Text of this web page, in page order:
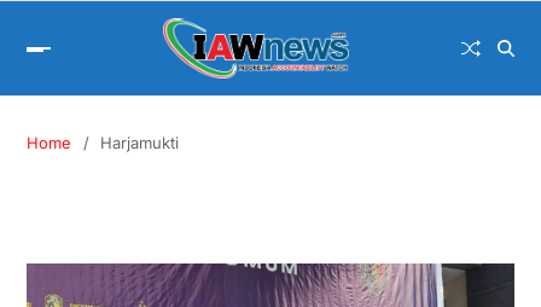
Home Harjamukti